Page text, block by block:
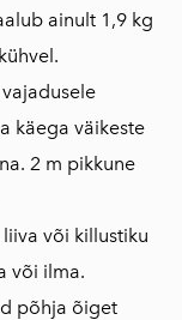
ainult 1,9 kg
käega väikeste
2 m pikkune
või killustiku
või ilma.
põhja õiget